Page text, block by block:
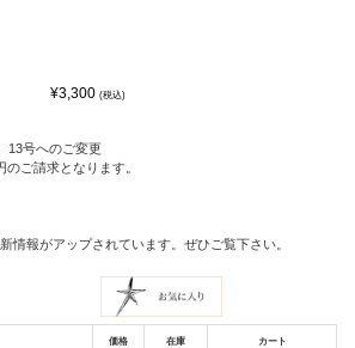
¥3,300 (税込)
13号へのご変更
ご請求となります。
情報がアップされています。ぜひご覧下さい。
価格 在庫 カート